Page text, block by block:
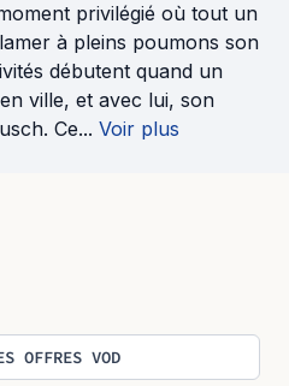
privilégié où tout un
à pleins poumons son
débutent quand un
ville, et avec lui, son
Ce... Voir plus
OFFRES VOD